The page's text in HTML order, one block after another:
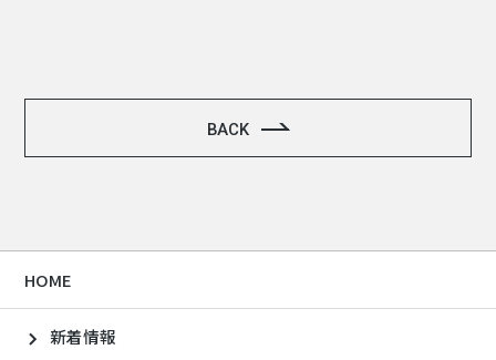
BACK
HOME
新着情報